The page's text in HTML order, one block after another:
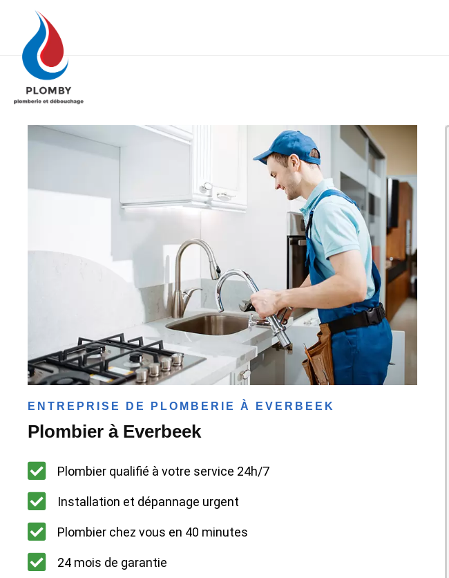
ENTREPRISE DE PLOMBERIE À EVERBEEK
Plombier à Everbeek
Plombier qualifié à votre service 24h/7
Installation et dépannage urgent
Plombier chez vous en 40 minutes
24 mois de garantie